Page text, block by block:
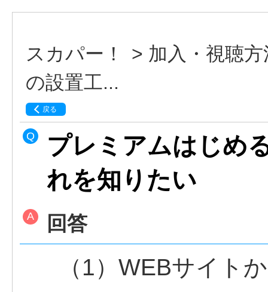
スカパー！ > 加入・視聴方
の設置工...
戻る
プレミアムはじめ
れを知りたい
回答
（1）WEBサイト